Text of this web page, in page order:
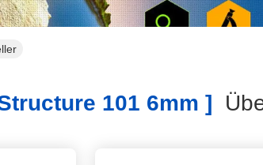
101 6mm ]